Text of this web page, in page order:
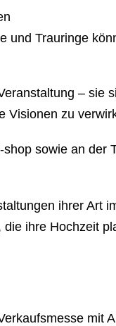
und Trauringe
– sie
zu
sowie an der
ihrer Art
ihre Hochzeit
mit